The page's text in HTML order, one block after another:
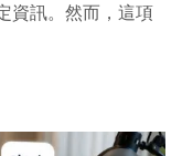
資訊。然而，這項